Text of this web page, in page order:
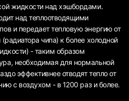
жидкости над хэшбордами.
над теплоотводящими
и передает тепловую энергию от
чипа) к более холодной
- таким образом
необходимая для нормальной
эффективнее отводят тепло от
с воздухом - в 1200 раз и более.